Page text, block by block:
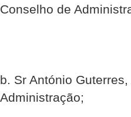
Conselho de
b. Sr António
Administração;